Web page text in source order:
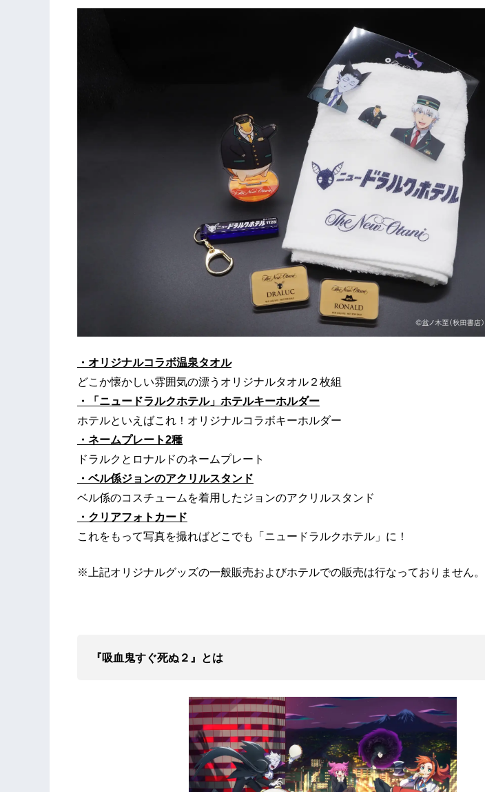
・オリジナルコラボ温泉タオル
どこか懐かしい雰囲気の漂うオリジナルタオル２枚組
・「ニュードラルクホテル」ホテルキーホルダー
ホテルといえばこれ！オリジナルコラボキーホルダー
・ネームプレート2種
ドラルクとロナルドのネームプレート
・ベル係ジョンのアクリルスタンド
ベル係のコスチュームを着用したジョンのアクリルスタンド
・クリアフォトカード
これをもって写真を撮ればどこでも「ニュードラルクホテル」に！
※上記オリジナルグッズの一般販売およびホテルでの販売は行なっておりません。
『吸血鬼すぐ死ぬ２』とは